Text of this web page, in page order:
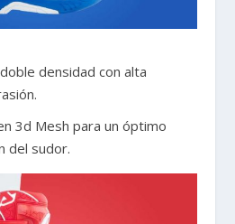
densidad con alta
3d Mesh para un óptimo
del sudor.